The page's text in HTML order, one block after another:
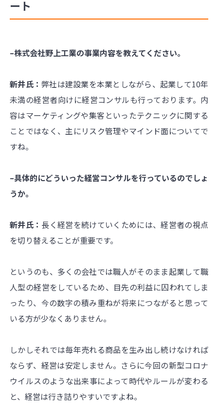
ート
–株式会社野上工業の事業内容を教えてください。
新井氏： 弊社は建設業を本業としながら、起業して10年
未満の経営者向けに経営コンサルも行っております。内
容はマーケティングや集客といったテクニックに関する
ことではなく、主にリスク管理やマインド面についてで
すね。
–具体的にどういった経営コンサルを行っているのでしょ
うか。
新井氏： 長く経営を続けていくためには、経営者の視点
を切り替えることが重要です。
というのも、多くの会社では職人がそのまま起業して職
人型の経営をしているため、目先の利益に囚われてしま
ったり、今の数字の積み重ねが将来につながると思って
いる方が少なくありません。
しかしそれでは毎年売れる商品を生み出し続けなければ
ならず、経営は安定しません。さらに今回の新型コロナ
ウイルスのような出来事によって時代やルールが変わる
と、経営は行き詰りやすいですよね。